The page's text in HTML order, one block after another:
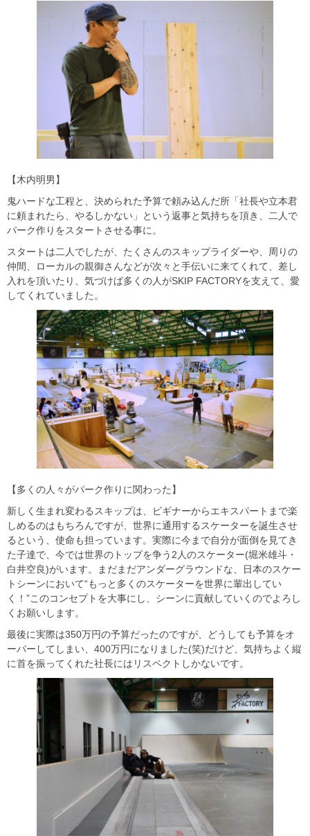
【木内明男】
鬼ハードな工程と、決められた予算で頼み込んだ所「社長や立本君
に頼まれたら、やるしかない」という返事と気持ちを頂き、二人で
パーク作りをスタートさせる事に。
スタートは二人でしたが、たくさんのスキップライダーや、周りの
仲間、ローカルの親御さんなどが次々と手伝いに来てくれて、差し
入れを頂いたり、気づけば多くの人がSKIP FACTORYを支えて、愛
してくれていました。
【多くの人々がパーク作りに関わった】
新しく生まれ変わるスキップは、ビギナーからエキスパートまで楽
しめるのはもちろんですが、世界に通用するスケーターを誕生させ
るという、使命も担っています。実際に今まで自分が面倒を見てき
た子達で、今では世界のトップを争う2人のスケーター(堀米雄斗・
白井空良)がいます。まだまだアンダーグラウンドな、日本のスケー
トシーンにおいて“もっと多くのスケーターを世界に輩出してい
く！”このコンセプトを大事にし、シーンに貢献していくのでよろし
くお願いします。
最後に実際は350万円の予算だったのですが、どうしても予算をオ
ーバーしてしまい、400万円になりました(笑)だけど、気持ちよく縦
に首を振ってくれた社長にはリスペクトしかないです。